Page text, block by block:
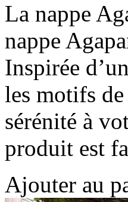
La nappe
nappe
Inspirée
les motifs
sérénité à
produit est
Ajouter au